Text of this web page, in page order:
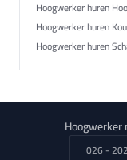
Hoogwerker huren
Hoogwerker huren
Hoogwerker huren
Hoogwerker
026 -